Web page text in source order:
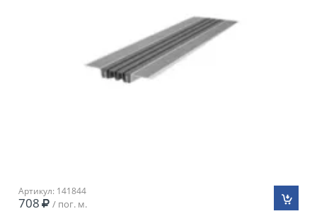
Артикул: 141844
708 / пог. м.